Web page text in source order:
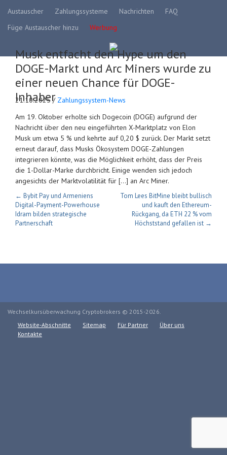
Austauscher Zahlungssysteme Nachrichten
FAQ
Füge Austauscher hinzu
Werbung
Musk entfacht den Hype um den
DOGE-Markt und Arc Miners wurde zu
einer neuen Chance für DOGE-
Inhaber
21.10.2025 / Zahlungssystem-News
Am 19. Oktober erholte sich Dogecoin (DOGE) aufgrund der
Nachricht über den neu eingeführten X-Marktplatz von Elon
Musk um etwa 5 % und kehrte auf 0,20 $ zurück. Der Markt setzt
erneut darauf, dass Musks Ökosystem DOGE-Zahlungen
integrieren könnte, was die Möglichkeit erhöht, dass der Preis
die 1-Dollar-Marke durchbricht. Einige wenden sich jedoch
angesichts der Marktvolatilität für […] an Arc Miner.
← Bybit Pay und Armeniens
Digital-Payment-Powerhouse
Idram bilden strategische
Partnerschaft
Tom Lees BitMine bleibt bullisch
und kauft den Ethereum-
Rückgang, da ETH 22 % vom
Höchststand gefallen ist →
Wechselkursüberwachung Cryptobrokers © 2015-2026.
Website-Abschnitte
Sitemap Für Partner
Über uns
Kontakte